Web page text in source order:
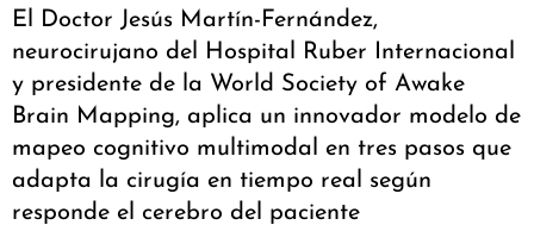
El Doctor Jesús Martín-Fernández,
neurocirujano del Hospital Ruber Internacional
y presidente de la World Society of Awake
Brain Mapping, aplica un innovador modelo de
mapeo cognitivo multimodal en tres pasos que
adapta la cirugía en tiempo real según
responde el cerebro del paciente